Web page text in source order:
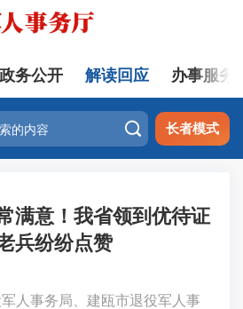
政务公开 解读回应 办事服务
 长者模式
满意！我省领到优待证
兵纷纷点赞
人事务局、建瓯市退役军人事